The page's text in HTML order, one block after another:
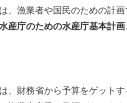
、漁業者や国民のための計画
産庁のための水産庁基本計画
、財務省から予算をゲットす